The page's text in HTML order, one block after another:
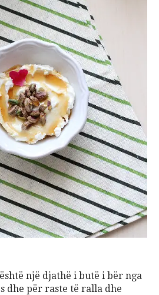
një djathë i butë i bër nga
dhe për raste të ralla dhe